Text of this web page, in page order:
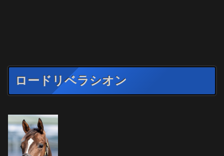
ロードリベラシオン